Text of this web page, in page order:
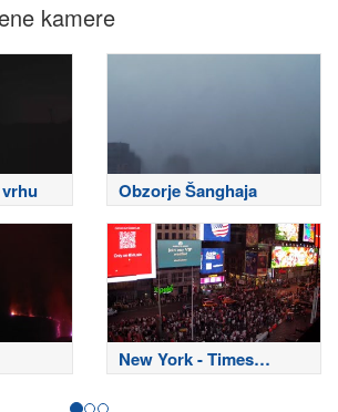
kamere
Obzorje Šanghaja
New York - Times
Square